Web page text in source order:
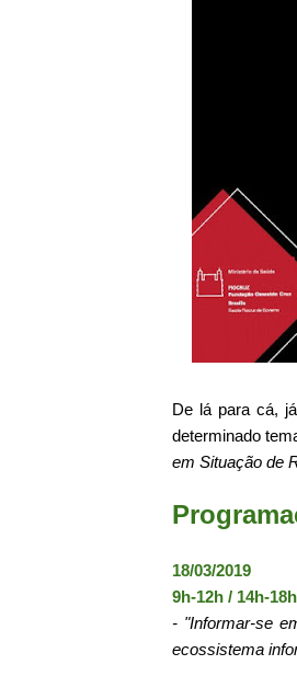
De lá para cá,
determinado
em Situação de
18/03/2019
9h-12h / 14h-
- "Informar-se
ecossistema